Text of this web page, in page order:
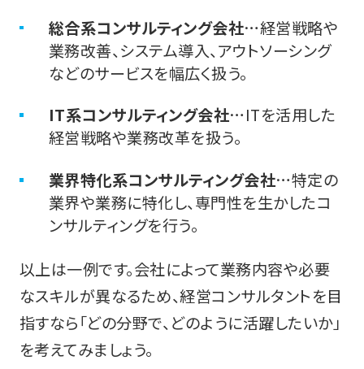
総合系コンサルティング会社…経営戦略や
業務改善、システム導入、アウトソーシング
などのサービスを幅広く扱う。
IT系コンサルティング会社…ITを活用した
経営戦略や業務改革を扱う。
業界特化系コンサルティング会社…特定の
業界や業務に特化し、専門性を生かしたコ
ンサルティングを行う。
以上は一例です。会社によって業務内容や必要
なスキルが異なるため、経営コンサルタントを目
指すなら「どの分野で、どのように活躍したいか」
を考えてみましょう。